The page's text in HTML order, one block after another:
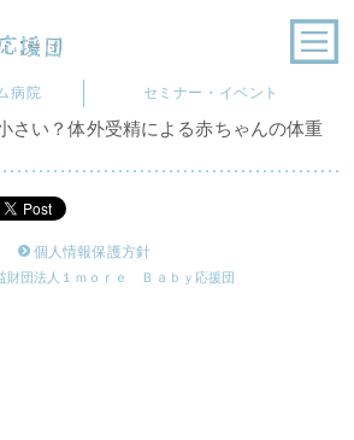
病院 セミナー・イベント
さい？体外受精による赤ちゃんの体重
個人情報保護方針
財団法人１ｍｏｒｅ Ｂａｂｙ応援団